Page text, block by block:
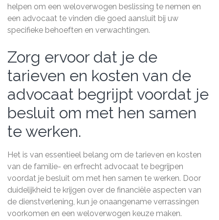
helpen om een weloverwogen beslissing te nemen en
een advocaat te vinden die goed aansluit bij uw
specifieke behoeften en verwachtingen.
Zorg ervoor dat je de
tarieven en kosten van de
advocaat begrijpt voordat je
besluit om met hen samen
te werken.
Het is van essentieel belang om de tarieven en kosten
van de familie- en erfrecht advocaat te begrijpen
voordat je besluit om met hen samen te werken. Door
duidelijkheid te krijgen over de financiële aspecten van
de dienstverlening, kun je onaangename verrassingen
voorkomen en een weloverwogen keuze maken.